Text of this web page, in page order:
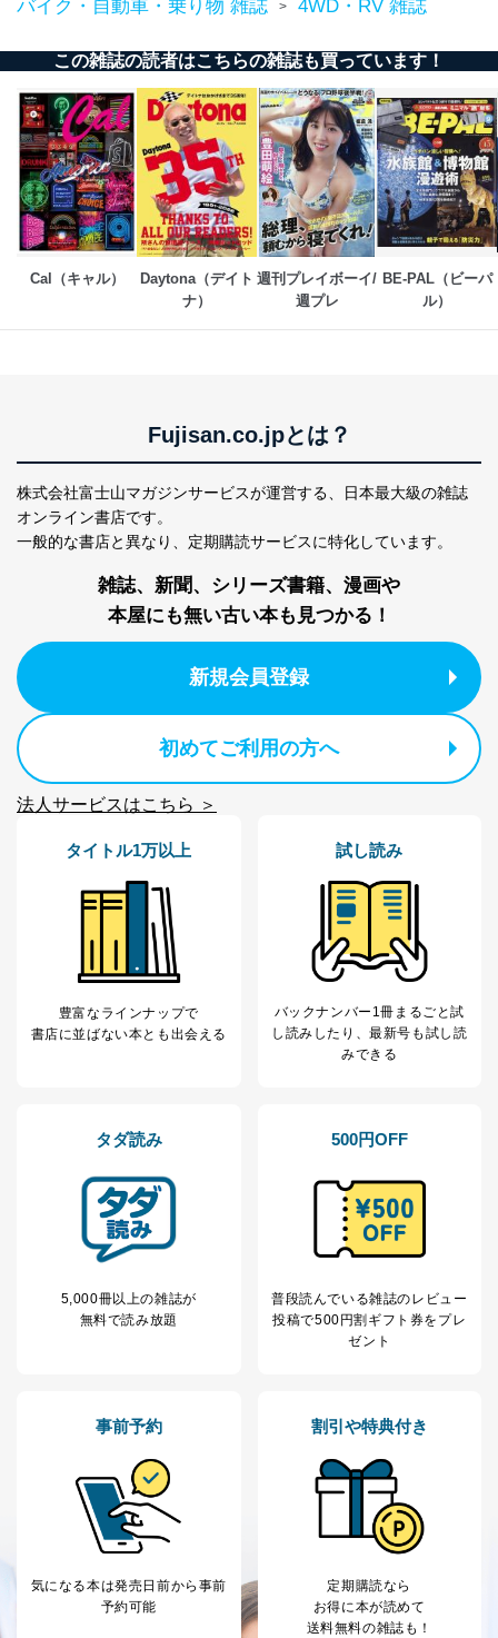
バイク・自動車・乗り物 雑誌 > 4WD・RV 雑誌
この雑誌の読者はこちらの雑誌も買っています！
Cal（キャル）
Daytona（デイト
ナ）
週刊プレイボーイ/
週プレ
BE-PAL（ビーパ
ル）
Fujisan.co.jpとは？
株式会社富士山マガジンサービスが運営する、
日本最大級の雑誌
オンライン書店です。
一般的な書店と異なり、 定期購読サービスに特化しています。
雑誌、新聞、シリーズ書籍、漫画や
本屋にも無い古い本も見つかる！
新規会員登録
初めてご利用の方へ
法人サービスはこちら ＞
タイトル1万以上
豊富なラインナップで
書店に並ばない本とも出会える
試し読み
バックナンバー1冊まるごと試
し読み したり、最新号も試し読
みできる
タダ読み
5,000冊以上の雑誌が
無料で読み放題
500円OFF
普段読んでいる雑誌のレビュー
投稿で500円割ギフト券をプレ
ゼント
事前予約
気になる本は発売日前から事前
予約可能
割引や特典付き
定期購読なら
お得に本が読めて
送料無料の雑誌も！